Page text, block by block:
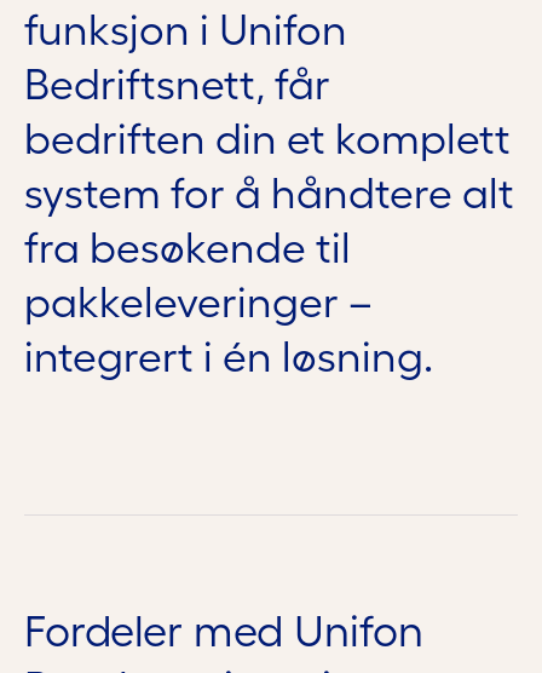
funksjon i Unifon
Bedriftsnett, får
bedriften din et komplett
system for å håndtere alt
fra besøkende til
pakkeleveringer –
integrert i én løsning.
Fordeler med Unifon